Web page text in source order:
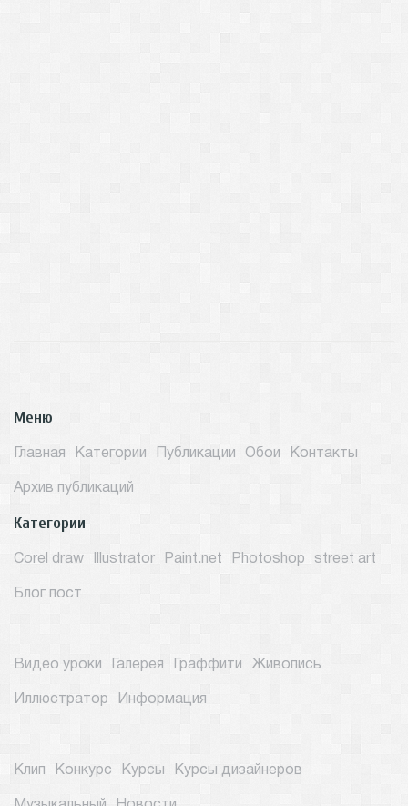
Меню
Главная Категории Публикации Обои Контакты
Архив публикаций
Категории
Corel draw Illustrator Paint.net Photoshop street art
Блог пост
Видео уроки Галерея Граффити Живопись
Иллюстратор Информация
Клип Конкурс Курсы Курсы дизайнеров